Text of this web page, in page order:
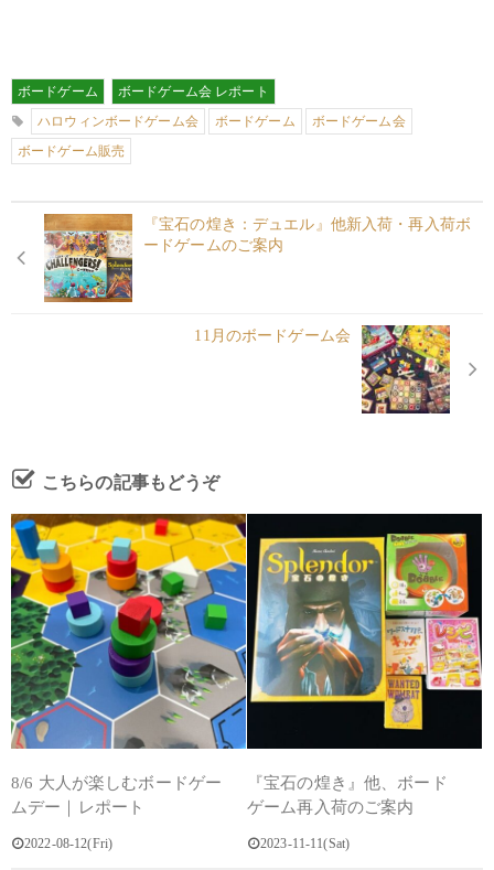
ボードゲーム
ボードゲーム会 レポート
ハロウィンボードゲーム会
ボードゲーム
ボードゲーム会
ボードゲーム販売
『宝石の煌き：デュエル』他新入荷・再入荷ボ
ードゲームのご案内
11月のボードゲーム会
こちらの記事もどうぞ
8/6 大人が楽しむボードゲー
ムデー｜レポート
2022-08-12(Fri)
『宝石の煌き』他、ボード
ゲーム再入荷のご案内
2023-11-11(Sat)